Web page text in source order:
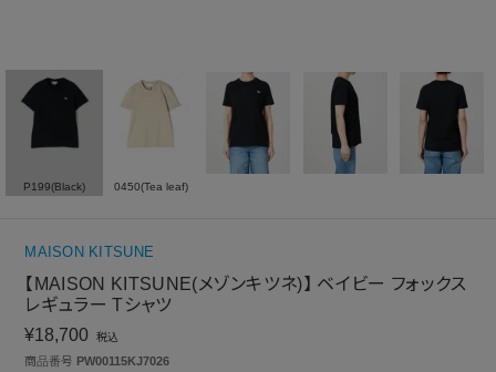
P199(Black) 0450(Tea leaf)
MAISON KITSUNE
【MAISON KITSUNE(メゾンキツネ)】 ベイビー フォックス
レギュラー Tシャツ
¥18,700 税込
商品番号 PW00115KJ7026